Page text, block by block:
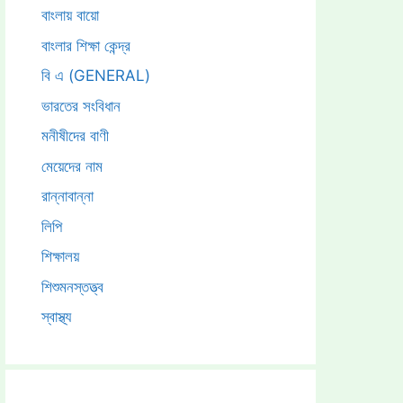
বাংলায় বায়ো
বাংলার শিক্ষা কেন্দ্র
বি এ (GENERAL)
ভারতের সংবিধান
মনীষীদের বাণী
মেয়েদের নাম
রান্নাবান্না
লিপি
শিক্ষালয়
শিশুমনস্তত্ত্ব
স্বাস্থ্য